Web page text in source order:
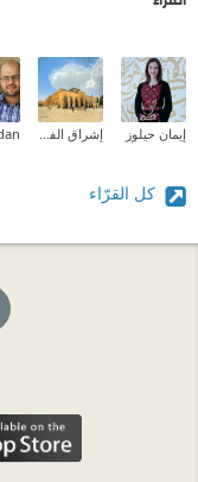
إيمان حيلوز إشراق الفطافطة (Ishraq Abdelrahman)
كل القرّاء